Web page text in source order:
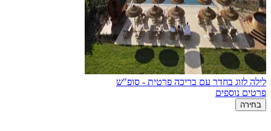
לילה לזוג בחדר עם בריכה פרטית - סופ"ש
פרטים נוספים
בחירה